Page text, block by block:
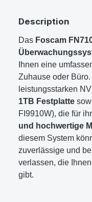
Description
Das Foscam
Ihnen eine
Zuhause oder
leistungsstarken
1TB Festplatte
FI9910W), die für
und hochwertige
diesem System
zuverlässige und
verlassen, die
gibt.